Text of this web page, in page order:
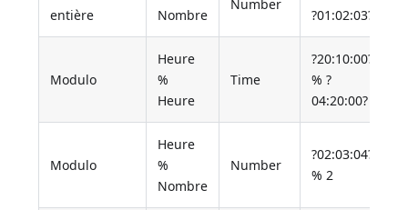
entière
Nombre
Number
?01:02:03?
Modulo
Heure
%
Heure
Time
?20:10:00?
% ?
04:20:00?
Modulo
Heure
%
Nombre
Number
?02:03:04?
% 2